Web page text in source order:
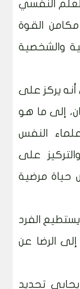
لعلم النفسي
القوة
والشخصية
أنه يركز على
إلى ما هو
النفس
على
حياة مرضية
الفرد
الرضا عن
تحديد